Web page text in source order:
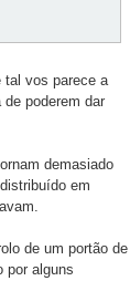
tal vos parece a
poderem dar
demasiado
em
de um portão de
por alguns